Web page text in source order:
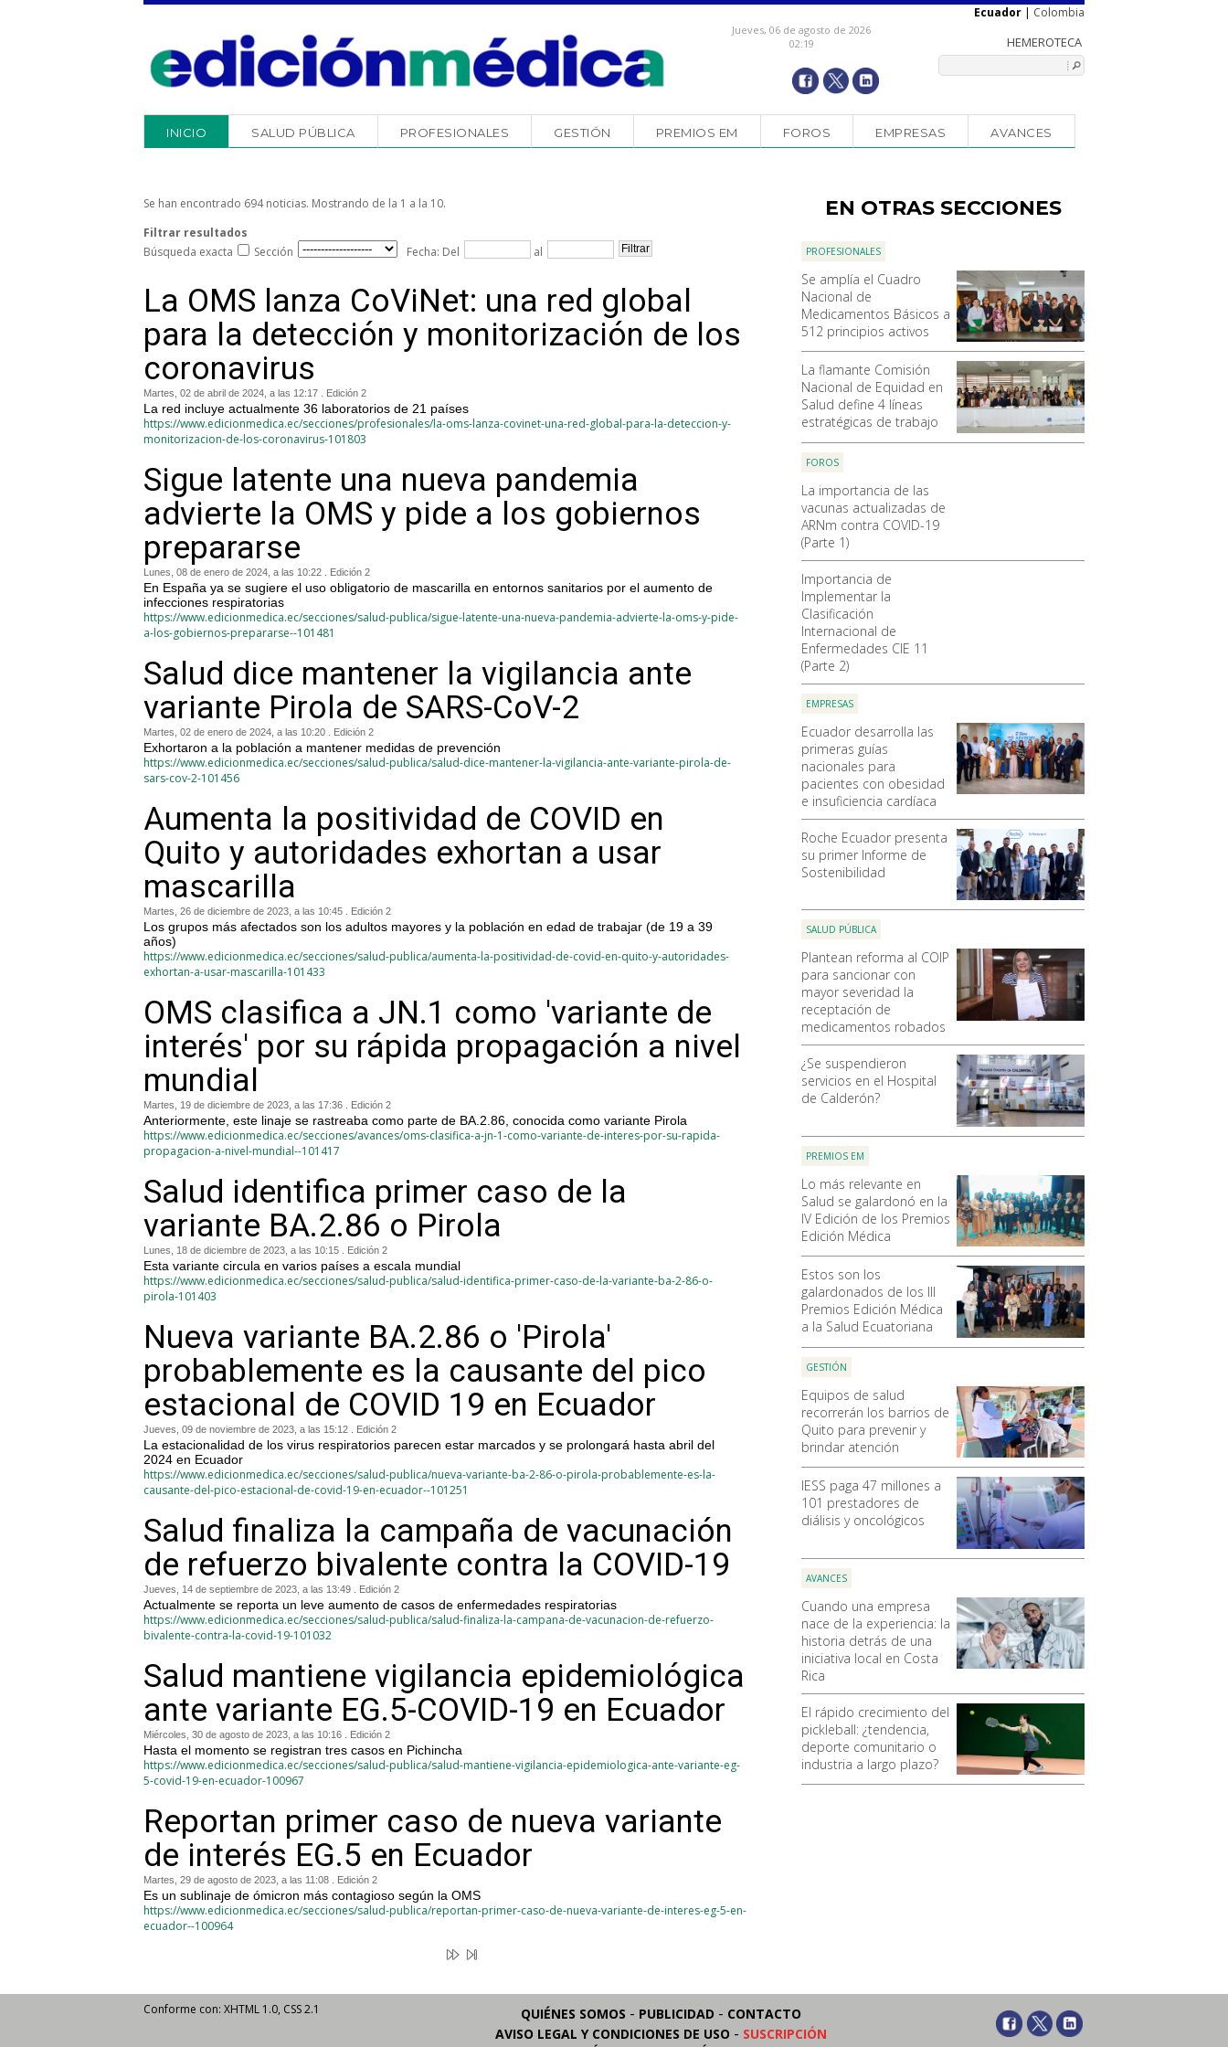
Jueves, 06 de agosto de 2026
02:19
Ecuador | Colombia
INICIO SALUD PÚBLICA PROFESIONALES GESTIÓN PREMIOS EM FOROS EMPRESAS AVANCES
EN OTRAS SECCIONES
PROFESIONALES
Se amplía el Cuadro
Nacional de
Medicamentos Básicos a
512 principios activos
La flamante Comisión
Nacional de Equidad en
Salud define 4 líneas
estratégicas de trabajo
FOROS
La importancia de las
vacunas actualizadas de
ARNm contra COVID-19
(Parte 1)
Importancia de
Implementar la
Clasificación
Internacional de
Enfermedades CIE 11
(Parte 2)
EMPRESAS
Ecuador desarrolla las
primeras guías
nacionales para
pacientes con obesidad
e insuficiencia cardíaca
Roche Ecuador presenta
su primer Informe de
Sostenibilidad
SALUD PÚBLICA
Plantean reforma al COIP
para sancionar con
mayor severidad la
receptación de
medicamentos robados
¿Se suspendieron
servicios en el Hospital
de Calderón?
PREMIOS EM
Lo más relevante en
Salud se galardonó en la
IV Edición de los Premios
Edición Médica
Estos son los
galardonados de los III
Premios Edición Médica
a la Salud Ecuatoriana
GESTIÓN
Equipos de salud
recorrerán los barrios de
Quito para prevenir y
brindar atención
IESS paga 47 millones a
101 prestadores de
diálisis y oncológicos
AVANCES
Cuando una empresa
nace de la experiencia: la
historia detrás de una
iniciativa local en Costa
Rica
El rápido crecimiento del
pickleball: ¿tendencia,
deporte comunitario o
industria a largo plazo?
Se han encontrado 694 noticias. Mostrando de la 1 a la 10.
Filtrar resultados
Búsqueda exacta
Sección Fecha: Del al
La OMS lanza CoViNet: una red global
para la detección y monitorización de los
coronavirus
Martes, 02 de abril de 2024, a las 12:17 . Edición 2
La red incluye actualmente 36 laboratorios de 21 países
https://www.edicionmedica.ec/secciones/profesionales/la-oms-lanza-covinet-una-red-global-para-la-deteccion-y-
monitorizacion-de-los-coronavirus-101803
Sigue latente una nueva pandemia
advierte la OMS y pide a los gobiernos
prepararse
Lunes, 08 de enero de 2024, a las 10:22 . Edición 2
En España ya se sugiere el uso obligatorio de mascarilla en entornos sanitarios por el aumento de
infecciones respiratorias
https://www.edicionmedica.ec/secciones/salud-publica/sigue-latente-una-nueva-pandemia-advierte-la-oms-y-pide-
a-los-gobiernos-prepararse--101481
Salud dice mantener la vigilancia ante
variante Pirola de SARS-CoV-2
Martes, 02 de enero de 2024, a las 10:20 . Edición 2
Exhortaron a la población a mantener medidas de prevención
https://www.edicionmedica.ec/secciones/salud-publica/salud-dice-mantener-la-vigilancia-ante-variante-pirola-de-
sars-cov-2-101456
Aumenta la positividad de COVID en
Quito y autoridades exhortan a usar
mascarilla
Martes, 26 de diciembre de 2023, a las 10:45 . Edición 2
Los grupos más afectados son los adultos mayores y la población en edad de trabajar (de 19 a 39
años)
https://www.edicionmedica.ec/secciones/salud-publica/aumenta-la-positividad-de-covid-en-quito-y-autoridades-
exhortan-a-usar-mascarilla-101433
OMS clasifica a JN.1 como 'variante de
interés' por su rápida propagación a nivel
mundial
Martes, 19 de diciembre de 2023, a las 17:36 . Edición 2
Anteriormente, este linaje se rastreaba como parte de BA.2.86, conocida como variante Pirola
https://www.edicionmedica.ec/secciones/avances/oms-clasifica-a-jn-1-como-variante-de-interes-por-su-rapida-
propagacion-a-nivel-mundial--101417
Salud identifica primer caso de la
variante BA.2.86 o Pirola
Lunes, 18 de diciembre de 2023, a las 10:15 . Edición 2
Esta variante circula en varios países a escala mundial
https://www.edicionmedica.ec/secciones/salud-publica/salud-identifica-primer-caso-de-la-variante-ba-2-86-o-
pirola-101403
Nueva variante BA.2.86 o 'Pirola'
probablemente es la causante del pico
estacional de COVID 19 en Ecuador
Jueves, 09 de noviembre de 2023, a las 15:12 . Edición 2
La estacionalidad de los virus respiratorios parecen estar marcados y se prolongará hasta abril del
2024 en Ecuador
https://www.edicionmedica.ec/secciones/salud-publica/nueva-variante-ba-2-86-o-pirola-probablemente-es-la-
causante-del-pico-estacional-de-covid-19-en-ecuador--101251
Salud finaliza la campaña de vacunación
de refuerzo bivalente contra la COVID-19
Jueves, 14 de septiembre de 2023, a las 13:49 . Edición 2
Actualmente se reporta un leve aumento de casos de enfermedades respiratorias
https://www.edicionmedica.ec/secciones/salud-publica/salud-finaliza-la-campana-de-vacunacion-de-refuerzo-
bivalente-contra-la-covid-19-101032
Salud mantiene vigilancia epidemiológica
ante variante EG.5-COVID-19 en Ecuador
Miércoles, 30 de agosto de 2023, a las 10:16 . Edición 2
Hasta el momento se registran tres casos en Pichincha
https://www.edicionmedica.ec/secciones/salud-publica/salud-mantiene-vigilancia-epidemiologica-ante-variante-eg-
5-covid-19-en-ecuador-100967
Reportan primer caso de nueva variante
de interés EG.5 en Ecuador
Martes, 29 de agosto de 2023, a las 11:08 . Edición 2
Es un sublinaje de ómicron más contagioso según la OMS
https://www.edicionmedica.ec/secciones/salud-publica/reportan-primer-caso-de-nueva-variante-de-interes-eg-5-en-
ecuador--100964
Conforme con: XHTML 1.0, CSS 2.1 QUIÉNES SOMOS - PUBLICIDAD - CONTACTO
AVISO LEGAL Y CONDICIONES DE USO - SUSCRIPCIÓN